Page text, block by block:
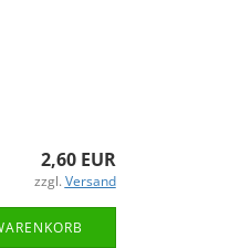
2,60 EUR
zzgl. Versand